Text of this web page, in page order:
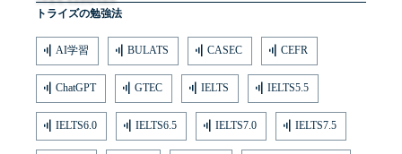
トライズの勉強法
AI学習 BULATS CASEC CEFR
ChatGPT GTEC IELTS IELTS5.5
IELTS6.0 IELTS6.5 IELTS7.0 IELTS7.5